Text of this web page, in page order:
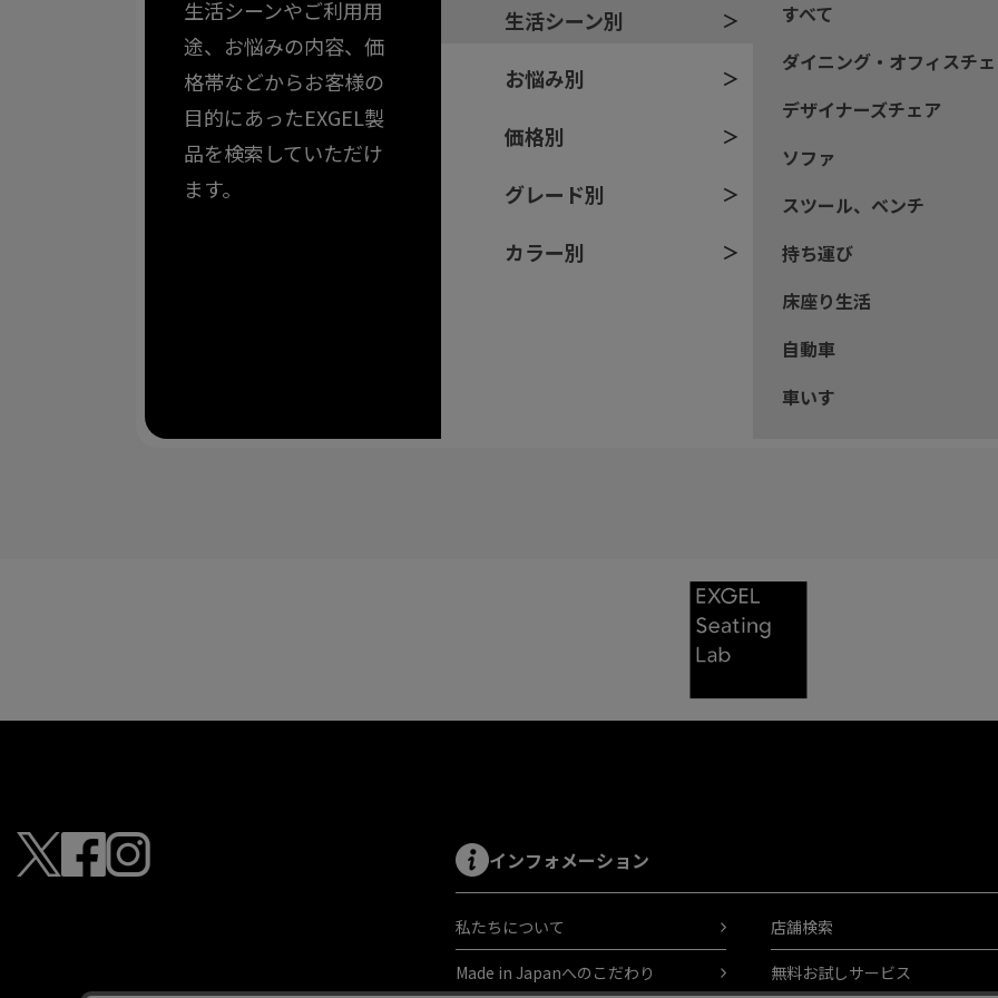
生活シーンやご利用用
途、お悩みの内容、価
格帯などからお客様の
目的にあったEXGEL製
品を検索していただけ
ます。
生活シーン別
お悩み別
価格別
グレード別
カラー別
すべて
ダイニング・オフィスチ
デザイナーズチェア
ソファ
スツール、ベンチ
持ち運び
床座り生活
自動車
車いす
インフォメーション
私たちについて
Made in Japanへのこだわり
店舗検索
無料お試しサービス